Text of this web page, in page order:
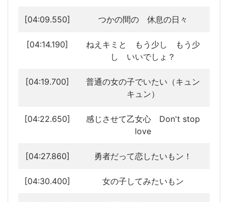
[04:09.550] つかの間の 休息の日々
[04:14.190]
ねえキミと もう少し もう少
し いいでしょ？
[04:19.700]
普通の女の子でいたい（キュン
キュン）
[04:22.650]
感じさせて乙女心 Don't stop
love
[04:27.860] 勇者だって恋したいもン！
[04:30.400] 女の子してみたいもン